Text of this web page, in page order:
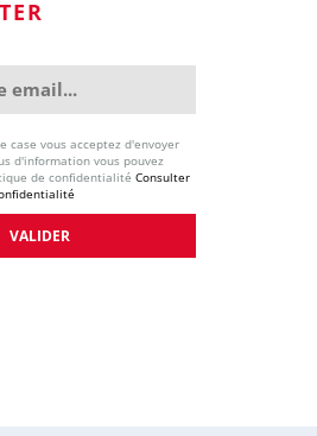
case vous acceptez d'envoyer
d'information vous pouvez
de confidentialité Consulter